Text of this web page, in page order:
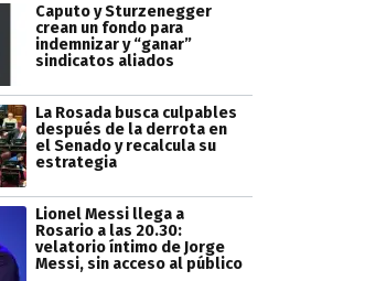
Caputo y Sturzenegger
crean un fondo para
indemnizar y “ganar”
sindicatos aliados
La Rosada busca culpables
después de la derrota en
el Senado y recalcula su
estrategia
Lionel Messi llega a
Rosario a las 20.30:
velatorio íntimo de Jorge
Messi, sin acceso al público